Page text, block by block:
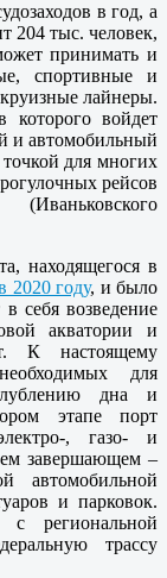
в год, а
204 тыс. человек,
принимать и
спортивные и
лайнеры.
которого войдет
и автомобильный
для многих
рейсов
находящегося в
2020 году, и было
себя возведение
акватории и
К настоящему
для
дна и
этапе порт
, газо- и
завершающем –
автомобильной
и парковок.
с региональной
трассу